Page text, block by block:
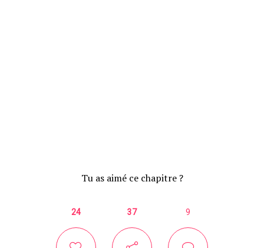
Tu as aimé ce chapitre ?
24 37 9